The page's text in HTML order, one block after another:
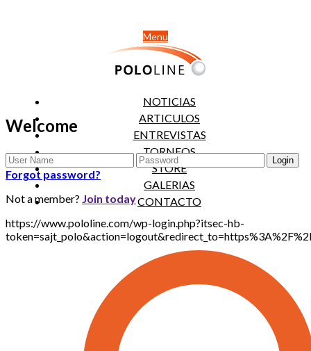
Menu
NOTICIAS
ARTICULOS
ENTREVISTAS
TORNEOS
STORE
GALERIAS
CONTACTO
Welcome
Forgot password?
Not a member? Join today
https://www.pololine.com/wp-login.php?itsec-hb-